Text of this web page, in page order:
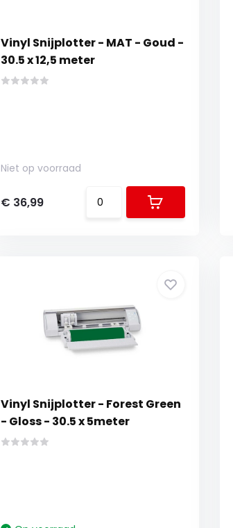
Vinyl Snijplotter - MAT - Goud -
30.5 x 12,5 meter
Niet op voorraad
€ 36,99
Vinyl Snijplotter - Forest Green
- Gloss - 30.5 x 5meter